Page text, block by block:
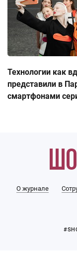
Технологии как
представили в
смартфонами
О журнале